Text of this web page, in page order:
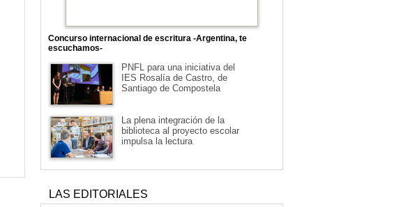
Concurso internacional de escritura -Argentina, te
escuchamos-
PNFL para una iniciativa del
IES Rosalía de Castro, de
Santiago de Compostela
La plena integración de la
biblioteca al proyecto escolar
impulsa la lectura
LAS EDITORIALES